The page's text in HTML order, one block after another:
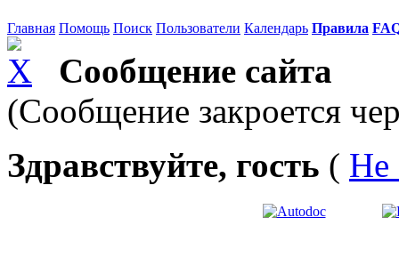
Главная Помощь Поиск Пользователи Календарь Правила
Сообщение сайта
(Сообщение закроется
Здравствуйте, гость ( Не